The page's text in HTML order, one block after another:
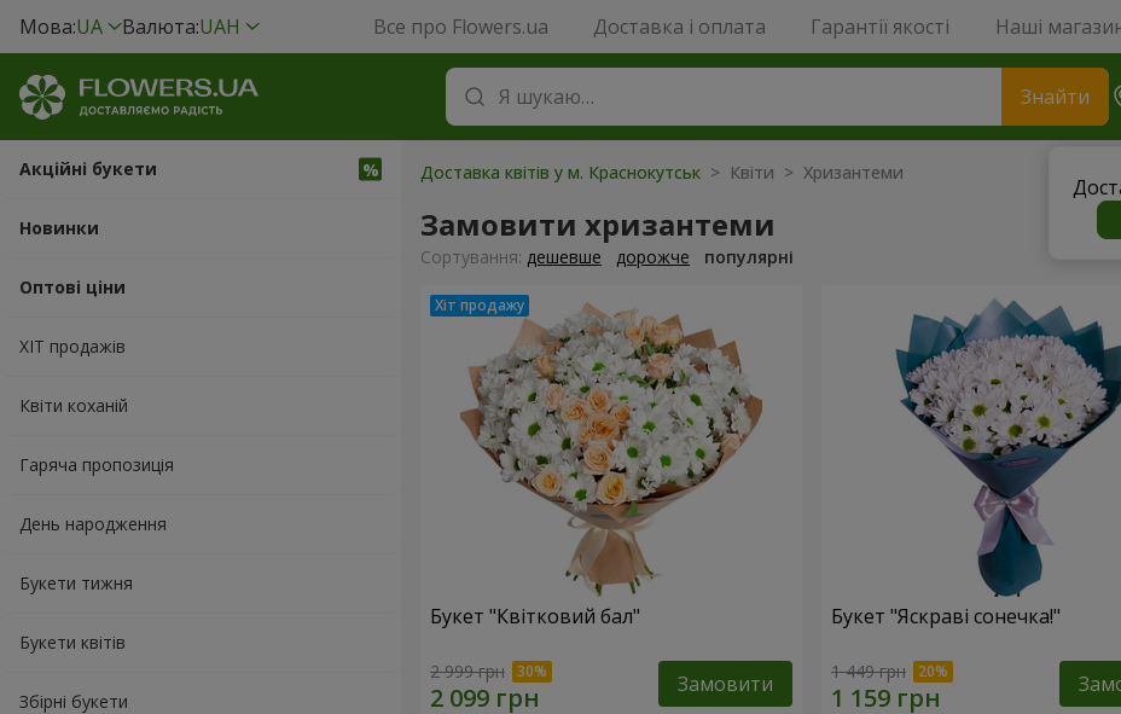
Мова:UA Валюта:UAH Все про Flowers.ua Доставка і оплата Гарантії якості Наші
Знайти
Акційні букети
Новинки
Оптові ціни
ХІТ продажів
Квіти коханій
Гаряча пропозиція
День народження
Букети тижня
Букети квітів
Збірні букети
Доставка квітів у м. Краснокутськ > Квіти > Хризантеми
Замовити хризантеми
Сортування: дешевше дорожче популярні
Букет "Квітковий бал"
2 999 грн Замовити
Букет "Яскраві сонечка!"
1 449 грн